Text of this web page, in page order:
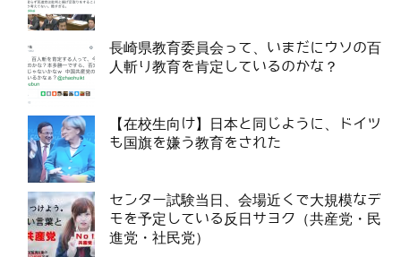
長崎県教育委員会って、いまだにウソの百
人斬り教育を肯定しているのかな？
【在校生向け】日本と同じように、ドイツ
も国旗を嫌う教育をされた
センター試験当日、会場近くで大規模なデ
モを予定している反日サヨク（共産党・民
進党・社民党）